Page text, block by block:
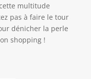
multitude
pas à faire le tour
dénicher la perle
shopping !